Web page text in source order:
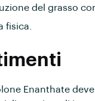
del grasso
fisica.
Enanthate